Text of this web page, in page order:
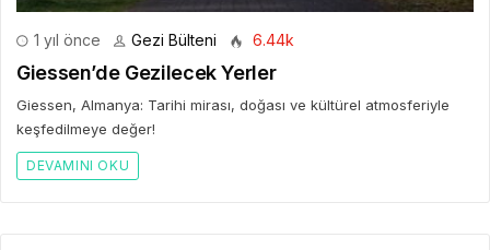
1 yıl önce Gezi Bülteni 6.44k
Giessen’de Gezilecek Yerler
Giessen, Almanya: Tarihi mirası, doğası ve kültürel atmosferiyle
keşfedilmeye değer!
DEVAMINI OKU